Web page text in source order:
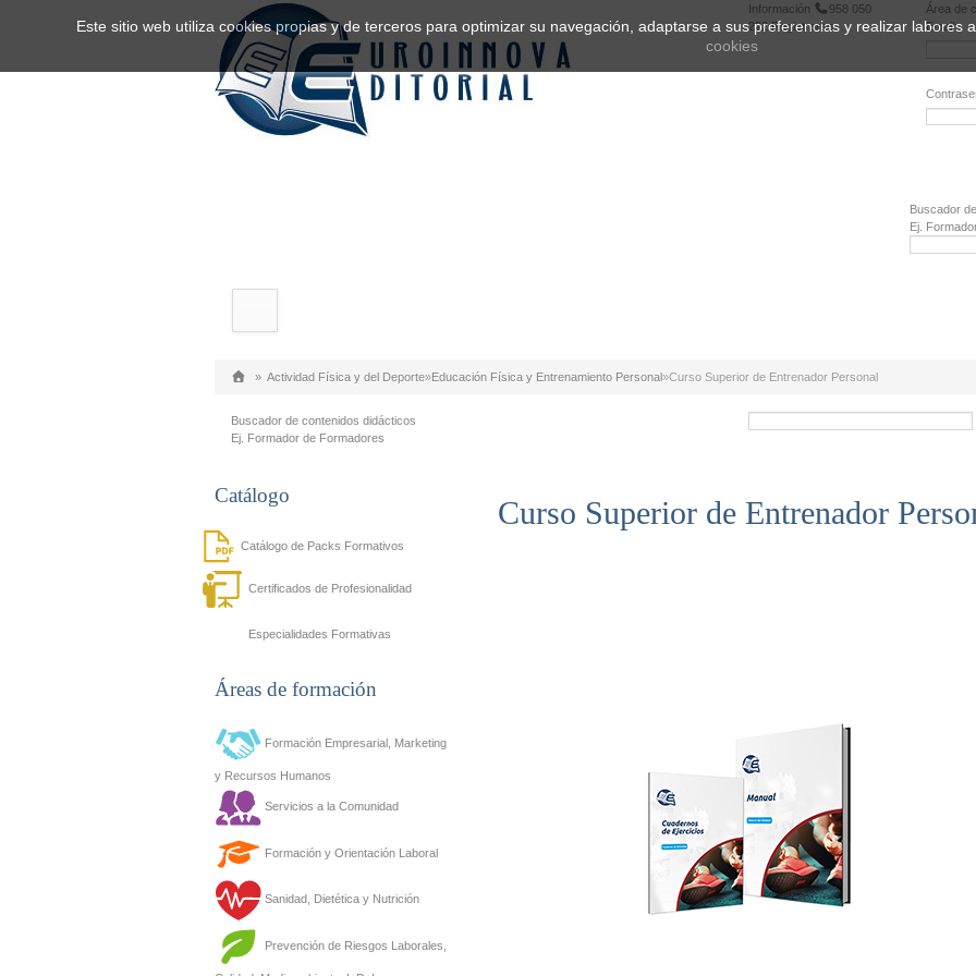
Información
958 050
222 Registrarse
Área de
Email:
Buscador
Ej.
» Actividad Física y del Deporte»Educación Física y Entrenamiento Personal»Curso Superior de Entrenador Personal
Buscador de contenidos didácticos
Ej. Formador de Formadores
Catálogo
Catálogo de Packs Formativos
Certificados de Profesionalidad
Especialidades Formativas
Áreas de formación
Formación Empresarial, Marketing
y Recursos Humanos
Servicios a la Comunidad
Formación y Orientación Laboral
Sanidad, Dietética y Nutrición
Prevención de Riesgos Laborales,
Curso Superior de Entrenador
Este sitio web utiliza cookies propias y de terceros para optimizar su navegación, adaptarse a sus preferencias y realizar
cookies